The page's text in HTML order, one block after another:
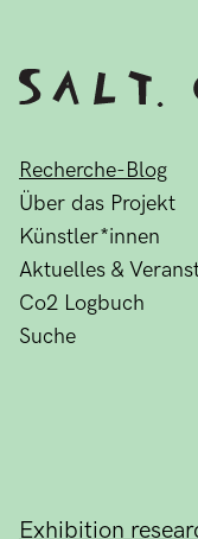
Recherche-Blog
Über das Projekt
Künstler*innen
Aktuelles &
Co2 Logbuch
Suche
Exhibition